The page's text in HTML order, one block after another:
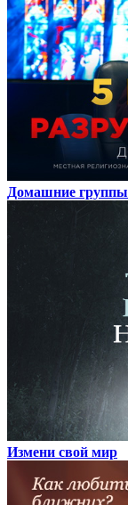
Домашние группы
Измени свой мир